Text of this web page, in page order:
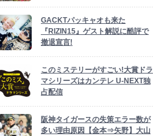
GACKTパッキャオも来た
『RIZIN15』ゲスト解説に酷評で
撤退宣言!
このミステリーがすごい!大賞ドラ
マシリーズはカンテレ U-NEXT独
占配信
阪神タイガースの失策エラー数が
多い理由原因【金本⇒矢野】大山